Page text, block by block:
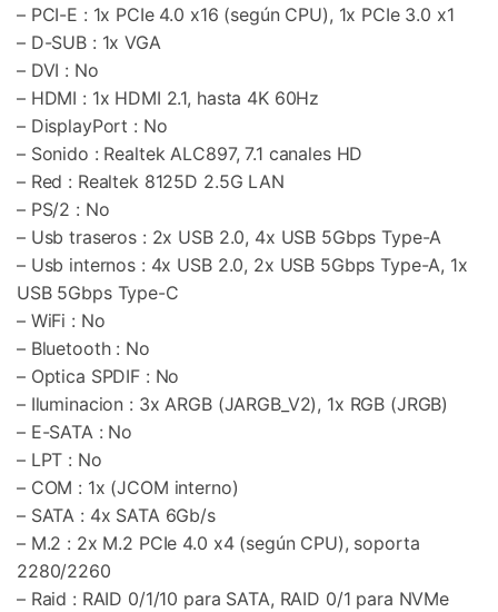
– PCI-E : 1x PCIe 4.0 x16 (según CPU), 1x PCIe 3.0 x1
– D-SUB : 1x VGA
– DVI : No
– HDMI : 1x HDMI 2.1, hasta 4K 60Hz
– DisplayPort : No
– Sonido : Realtek ALC897, 7.1 canales HD
– Red : Realtek 8125D 2.5G LAN
– PS/2 : No
– Usb traseros : 2x USB 2.0, 4x USB 5Gbps Type-A
– Usb internos : 4x USB 2.0, 2x USB 5Gbps Type-A, 1x
USB 5Gbps Type-C
– WiFi : No
– Bluetooth : No
– Optica SPDIF : No
– Iluminacion : 3x ARGB (JARGB_V2), 1x RGB (JRGB)
– E-SATA : No
– LPT : No
– COM : 1x (JCOM interno)
– SATA : 4x SATA 6Gb/s
– M.2 : 2x M.2 PCIe 4.0 x4 (según CPU), soporta
2280/2260
– Raid : RAID 0/1/10 para SATA, RAID 0/1 para NVMe